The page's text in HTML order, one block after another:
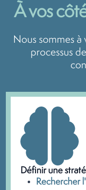
À vos
Nous sommes à
processus
Définir une
Rechercher